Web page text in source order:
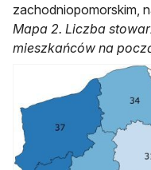
zachodniopomorskim,
Mapa 2. Liczba
mieszkańców na